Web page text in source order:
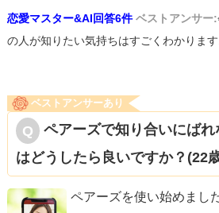
恋愛マスター&AI回答6件 ベストアンサー:
の人が知りたい気持ちはすごくわかります
ベストアンサーあり
ペアーズで知り合いにば
はどうしたら良いですか？(22
ペアーズを使い始めまし